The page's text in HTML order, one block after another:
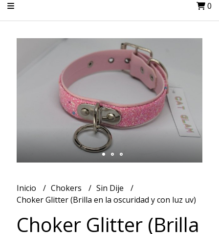
0
Inicio Chokers
Sin Dije
Choker Glitter (Brilla en la oscuridad y con luz uv)
Choker Glitter (Brilla